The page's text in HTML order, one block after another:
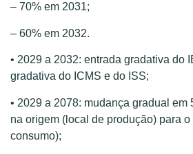
– 70% em 2031;
– 60% em 2032.
• 2029 a 2032: entrada gradativa do
gradativa do ICMS e do ISS;
• 2029 a 2078: mudança gradual em
na origem (local de produção) para
consumo);